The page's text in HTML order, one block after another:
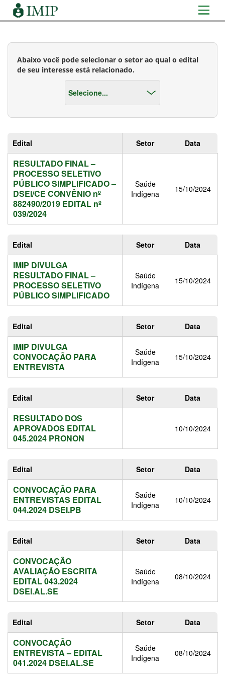
Abaixo você pode selecionar o setor ao qual o edital
de seu interesse está relacionado.
Edital Setor Data
RESULTADO FINAL –
PROCESSO SELETIVO
PÚBLICO SIMPLIFICADO –
DSEI/CE CONVÊNIO nº
882490/2019 EDITAL nº
039/2024
Saúde
Indígena
15/10/2024
Edital Setor Data
IMIP DIVULGA
RESULTADO FINAL –
PROCESSO SELETIVO
PÚBLICO SIMPLIFICADO
Saúde
Indígena
15/10/2024
Edital Setor Data
IMIP DIVULGA
CONVOCAÇÃO PARA
ENTREVISTA
Saúde
Indígena
15/10/2024
Edital Setor Data
RESULTADO DOS
APROVADOS EDITAL
045.2024 PRONON
10/10/2024
Edital Setor Data
CONVOCAÇÃO PARA
ENTREVISTAS EDITAL
044.2024 DSEI.PB
Saúde
Indígena
10/10/2024
Edital Setor Data
CONVOCAÇÃO
AVALIAÇÃO ESCRITA
EDITAL 043.2024
DSEI.AL.SE
Saúde
Indígena
08/10/2024
Edital Setor Data
CONVOCAÇÃO
ENTREVISTA – EDITAL
041.2024 DSEI.AL.SE
Saúde
Indígena
08/10/2024